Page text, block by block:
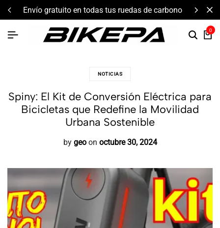
envío gratuito en todas tus ruedas de carbono
0
NOTICIAS
Spiny: El Kit de Conversión Eléctrica para
Bicicletas que Redefine la Movilidad
Urbana Sostenible
by geo on octubre 30, 2024